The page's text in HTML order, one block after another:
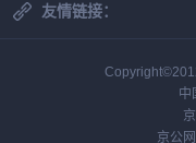
友情链接：
中
京公